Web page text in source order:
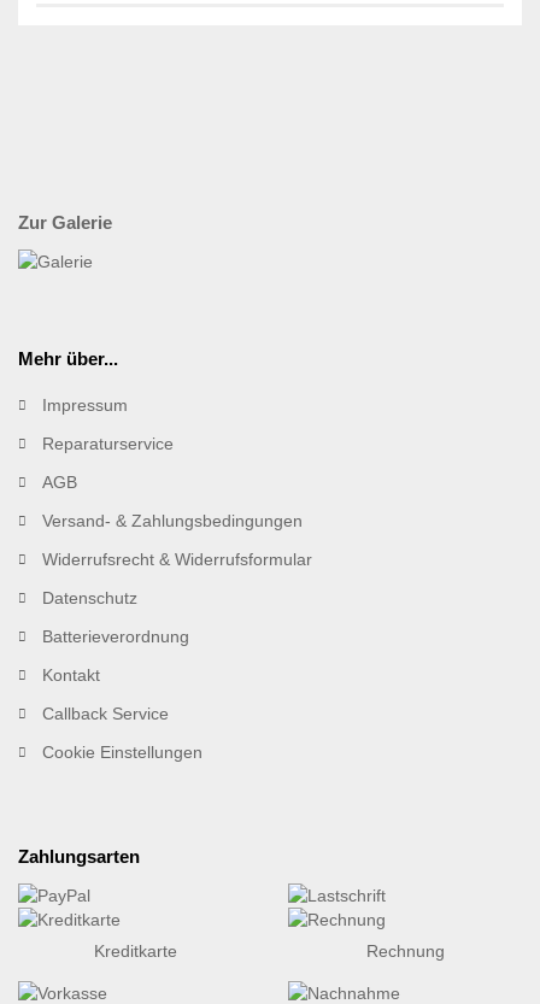
Zur Galerie
Mehr über...
Impressum
Reparaturservice
AGB
Versand- & Zahlungsbedingungen
Widerrufsrecht & Widerrufsformular
Datenschutz
Batterieverordnung
Kontakt
Callback Service
Cookie Einstellungen
Zahlungsarten
Kreditkarte Rechnung